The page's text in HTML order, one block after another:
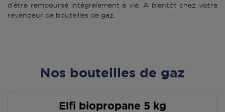
d’être remboursé intégralement à vie. A bientôt chez votre
revendeur de bouteilles de gaz.
Nos bouteilles de gaz
Elfi biopropane 5 kg